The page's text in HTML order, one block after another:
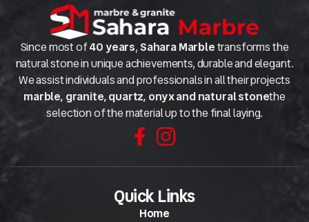
Since most of40 years,Sahara Marbletransforms the
natural stone in unique achievements, durable and elegant.
We assist individuals and professionals in all their projects
marble, granite, quartz, onyx and natural stonethe
selection of the material up to the final laying.
Quick Links
Home